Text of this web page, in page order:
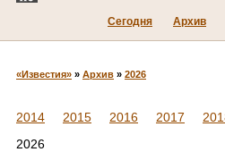
Сегодня Архив
«Известия» » Архив » 2026
2014 2015 2016 2017
2026